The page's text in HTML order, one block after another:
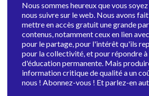
Nous sommes heureux que vous
nous suivre sur le web. Nous avons
mettre en accès gratuit une grande
contenus, notamment ceux en lien
pour le partage, pour l'intérêt qu'ils
pour la collectivité, et pour répondre
d'éducation permanente. Mais
information critique de qualité a un
nous ! Abonnez-vous ! Et parlez-en